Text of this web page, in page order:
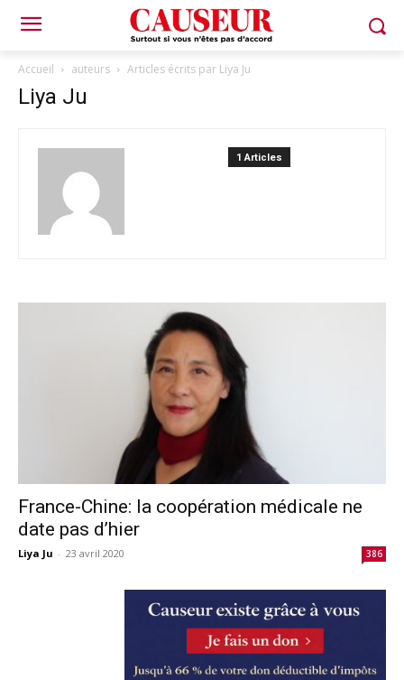
Accueil auteurs Articles écrits par Liya Ju
Liya Ju
1 Articles
France-Chine: la coopération médicale ne
date pas d’hier
Liya Ju - 23 avril 2020 386